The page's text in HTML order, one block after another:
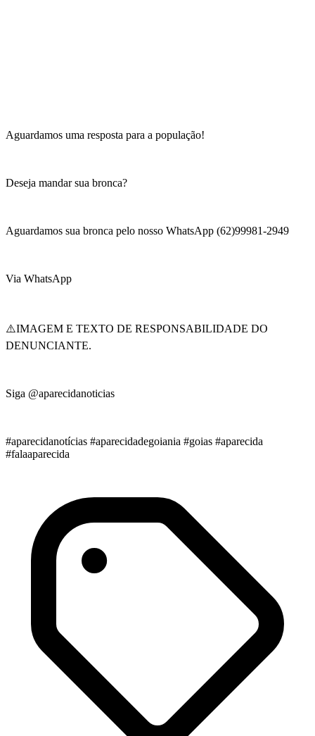
Aguardamos uma resposta para a população!
Deseja mandar sua bronca?
Aguardamos sua bronca pelo nosso WhatsApp (62)99981-2949
Via WhatsApp
⚠️IMAGEM E TEXTO DE RESPONSABILIDADE DO
DENUNCIANTE.
Siga @aparecidanoticias
#aparecidanotícias #aparecidadegoiania #goias #aparecida
#falaaparecida